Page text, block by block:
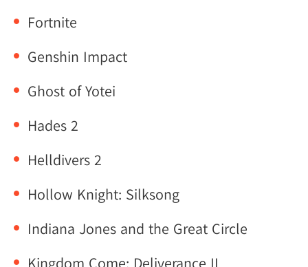
Fortnite
Genshin Impact
Ghost of Yotei
Hades 2
Helldivers 2
Hollow Knight: Silksong
Indiana Jones and the Great Circle
Kingdom Come: Deliverance II